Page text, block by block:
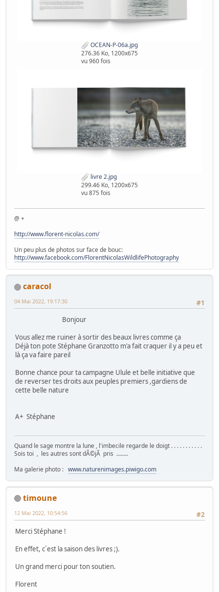
OCEAN-P-06a.jpg
276.36 Ko, 1200x675
vu 960 fois
livre 2.jpg
299.46 Ko, 1200x675
vu 875 fois
@ +
http://www.florent-nicolas.com/
Un peu plus de photos sur face de bouc:
http://www.facebook.com/FlorentNicolasWildlifePhotography
caracol
#1
04 Mai 2022, 19:17:30
Bonjour
Vous allez me ruiner à sortir des beaux livres comme ça
Déjà ton pote Stéphane Granzotto m'a fait craquer il y a peu et
là ça va faire pareil
Bonne chance pour ta campagne Ulule et belle initiative que
de reverser tes droits aux peuples premiers ,gardiens de
cette belle nature
A+ Stéphane
Quand le sage montre la lune , l'imbecile regarde le doigt . . . . . . . . . . .
Sois toi , les autres sont dÃ©jÃ pris ........
Ma galerie photo : www.naturenimages.piwigo.com
timoune
#2
12 Mai 2022, 10:54:56
Merci Stéphane !
En effet, c´est la saison des livres ;).
Un grand merci pour ton soutien.
Florent